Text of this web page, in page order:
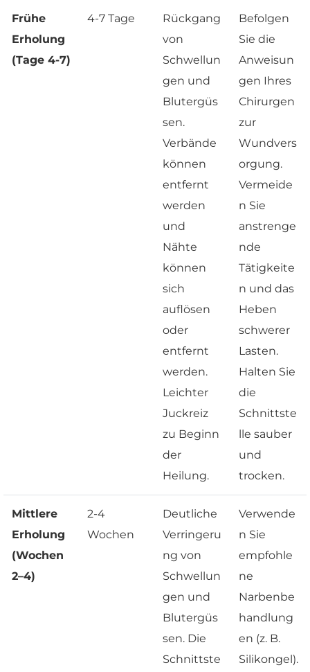
Frühe
Erholung
(Tage 4-7)
4-7 Tage
Rückgang
von
Schwellun
gen und
Blutergüs
sen.
Verbände
können
entfernt
werden
und
Nähte
können
sich
auflösen
oder
entfernt
werden.
Leichter
Juckreiz
zu Beginn
der
Heilung.
Befolgen
Sie die
Anweisun
gen Ihres
Chirurgen
zur
Wundvers
orgung.
Vermeide
n Sie
anstrenge
nde
Tätigkeite
n und das
Heben
schwerer
Lasten.
Halten Sie
die
Schnittste
lle sauber
und
trocken.
Mittlere
Erholung
(Wochen
2–4)
2-4
Wochen
Deutliche
Verringeru
ng von
Schwellun
gen und
Blutergüs
sen. Die
Schnittste
Verwende
n Sie
empfohle
ne
Narbenbe
handlung
en (z. B.
Silikongel).